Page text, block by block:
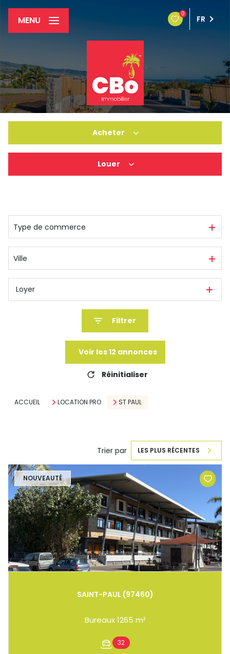
0
FR
MENU
Acheter
Louer
Type de commerce
Ville
Loyer
Filtrer
Voir les12 annonces
Réinitialiser
ACCUEIL LOCATION PRO ST PAUL
Trier par LES PLUS RÉCENTES
NOUVEAUTÉ
SAINT-PAUL (97460)
Bureaux 1265 m²
32